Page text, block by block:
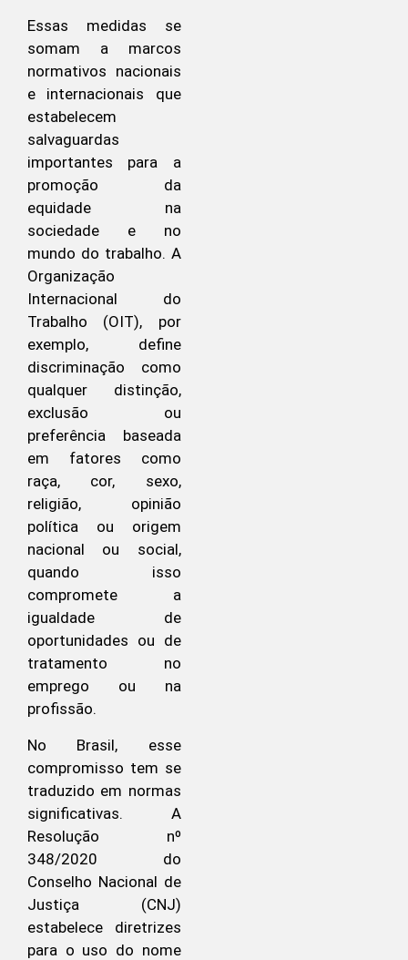
Essas medidas se
somam a marcos
normativos nacionais
e internacionais que
estabelecem
salvaguardas
importantes para a
promoção da
equidade na
sociedade e no
mundo do trabalho. A
Organização
Internacional do
Trabalho (OIT), por
exemplo, define
discriminação como
qualquer distinção,
exclusão ou
preferência baseada
em fatores como
raça, cor, sexo,
religião, opinião
política ou origem
nacional ou social,
quando isso
compromete a
igualdade de
oportunidades ou de
tratamento no
emprego ou na
profissão.
No Brasil, esse
compromisso tem se
traduzido em normas
significativas. A
Resolução nº
348/2020 do
Conselho Nacional de
Justiça (CNJ)
estabelece diretrizes
para o uso do nome